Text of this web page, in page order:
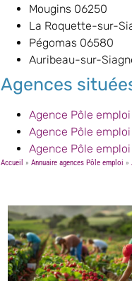
Mougins 06250
La Roquette-sur-
Pégomas 06580
Auribeau-sur-
Agences
Agence Pôle emploi
Agence Pôle emploi
Agence Pôle emploi
Accueil » Annuaire agences Pôle emploi »